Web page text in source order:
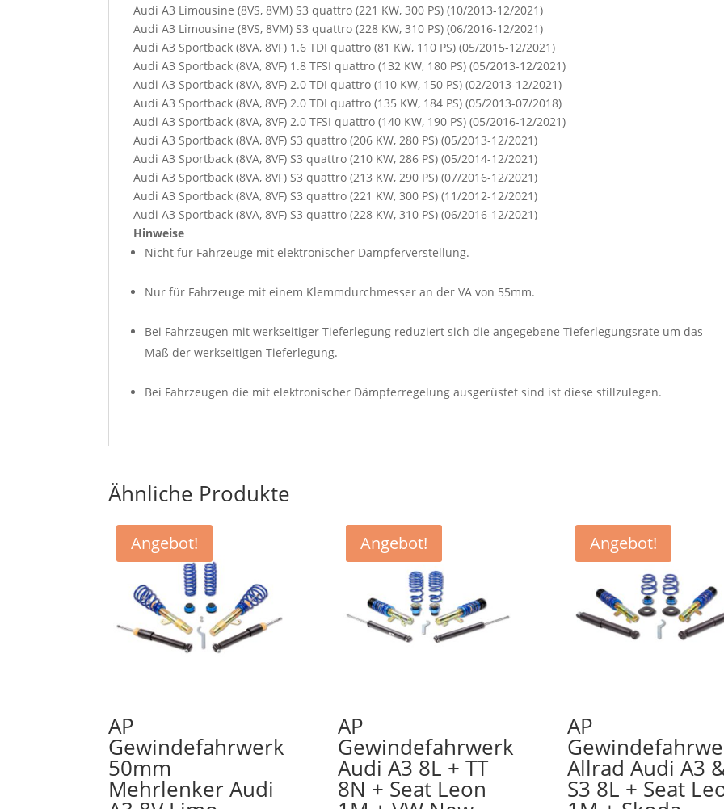
Audi A3 Limousine (8VS, 8VM) S3 quattro (221 KW, 300 PS) (10/2013-12/2021)
Audi A3 Limousine (8VS, 8VM) S3 quattro (228 KW, 310 PS) (06/2016-12/2021)
Audi A3 Sportback (8VA, 8VF) 1.6 TDI quattro (81 KW, 110 PS) (05/2015-12/2021)
Audi A3 Sportback (8VA, 8VF) 1.8 TFSI quattro (132 KW, 180 PS) (05/2013-12/2021)
Audi A3 Sportback (8VA, 8VF) 2.0 TDI quattro (110 KW, 150 PS) (02/2013-12/2021)
Audi A3 Sportback (8VA, 8VF) 2.0 TDI quattro (135 KW, 184 PS) (05/2013-07/2018)
Audi A3 Sportback (8VA, 8VF) 2.0 TFSI quattro (140 KW, 190 PS) (05/2016-12/2021)
Audi A3 Sportback (8VA, 8VF) S3 quattro (206 KW, 280 PS) (05/2013-12/2021)
Audi A3 Sportback (8VA, 8VF) S3 quattro (210 KW, 286 PS) (05/2014-12/2021)
Audi A3 Sportback (8VA, 8VF) S3 quattro (213 KW, 290 PS) (07/2016-12/2021)
Audi A3 Sportback (8VA, 8VF) S3 quattro (221 KW, 300 PS) (11/2012-12/2021)
Audi A3 Sportback (8VA, 8VF) S3 quattro (228 KW, 310 PS) (06/2016-12/2021)
Hinweise
Nicht für Fahrzeuge mit elektronischer Dämpferverstellung.
Nur für Fahrzeuge mit einem Klemmdurchmesser an der VA von 55mm.
Bei Fahrzeugen mit werkseitiger Tieferlegung reduziert sich die angegebene Tieferlegungsrate um das
Maß der werkseitigen Tieferlegung.
Bei Fahrzeugen die mit elektronischer Dämpferregelung ausgerüstet sind ist diese stillzulegen.
Ähnliche Produkte
Angebot!
AP
Gewindefahrwerk
50mm
Mehrlenker Audi
Angebot!
AP
Gewindefahrwerk
Audi A3 8L + TT
8N + Seat Leon
Angebot!
AP
Allrad Audi A3
S3 8L + Seat